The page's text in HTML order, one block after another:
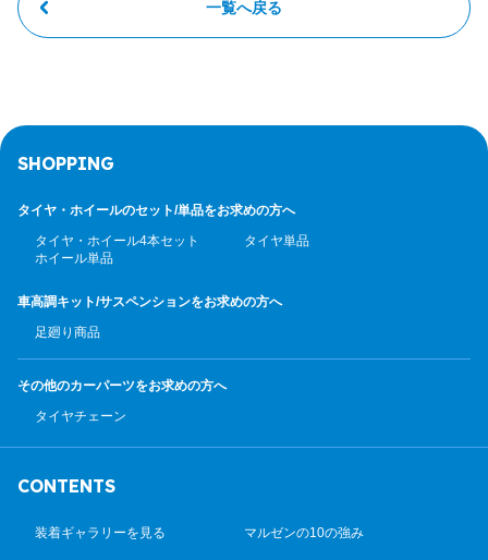
一覧へ戻る
SHOPPING
タイヤ・ホイールのセット/単品をお求めの方へ
タイヤ・ホイール4本セット
タイヤ単品
ホイール単品
車高調キット/サスペンションをお求めの方へ
足廻り商品
その他のカーパーツをお求めの方へ
タイヤチェーン
CONTENTS
装着ギャラリーを見る マルゼンの10の強み